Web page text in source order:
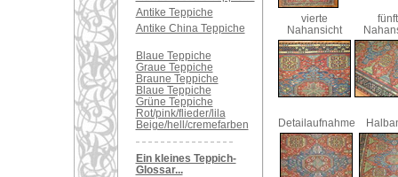
Antike Teppiche
Antike China Teppiche
Blaue Teppiche
Graue Teppiche
Braune Teppiche
Blaue Teppiche
Grüne Teppiche
Rot/pink/flieder/lila
Beige/hell/cremefarben
Ein kleines Teppich-
Glossar...
vierte
Nahansicht
Detailaufnahme